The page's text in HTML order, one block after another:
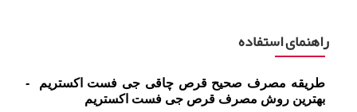
راهنمای استفاده
طریقه مصرف صحیح قرص چاقی جی فست اکستریم -
بهترین روش مصرف قرص جی فست اکستریم